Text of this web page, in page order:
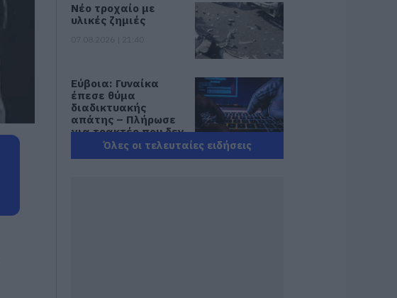
Νέο τροχαίο με
υλικές ζημιές
Εύβοια: Γυναίκα
έπεσε θύμα
διαδικτυακής
απάτης – Πλήρωσε
για τρακτέρ που δεν
παρέλαβεΌλες οι τελευταίες ειδήσεις